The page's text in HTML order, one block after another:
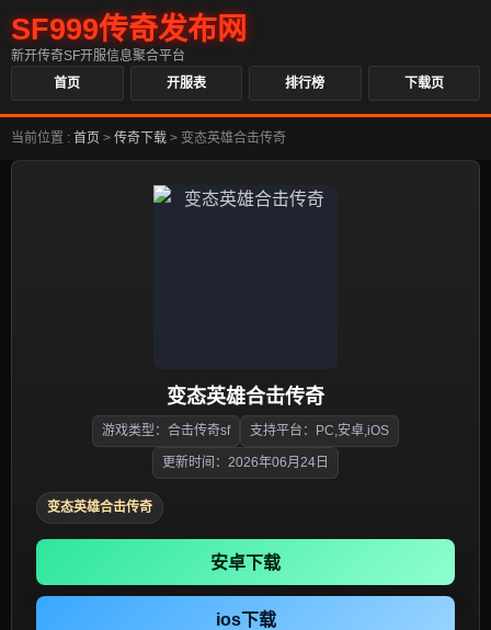
SF999传奇发布网
新开传奇SF开服信息聚合平台
首页
开服表 排行榜 下载页
当前位置 : 首页 > 传奇下载 > 变态英雄合击传奇
变态英雄合击传奇
游戏类型：合击传奇sf 支持平台：PC,安卓,iOS
更新时间：2026年06月24日
变态英雄合击传奇
安卓下载
ios下载